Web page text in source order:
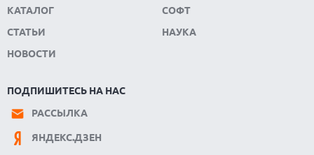
КАТАЛОГ
СТАТЬИ
НОВОСТИ
СОФТ
НАУКА
ПОДПИШИТЕСЬ НА НАС
РАССЫЛКА
ЯНДЕКС.ДЗЕН